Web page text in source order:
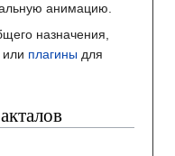
анимацию.
назначения,
плагины для